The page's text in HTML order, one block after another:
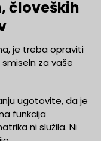
človeških
je treba opraviti
za vaše
ugotovite, da je
funkcija
ni služila. Ni